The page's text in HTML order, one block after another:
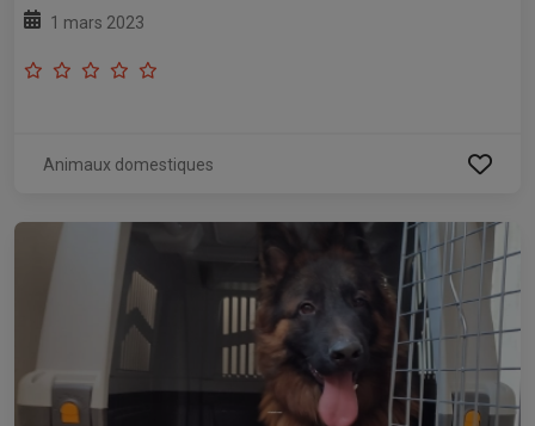
1 mars 2023
Animaux domestiques